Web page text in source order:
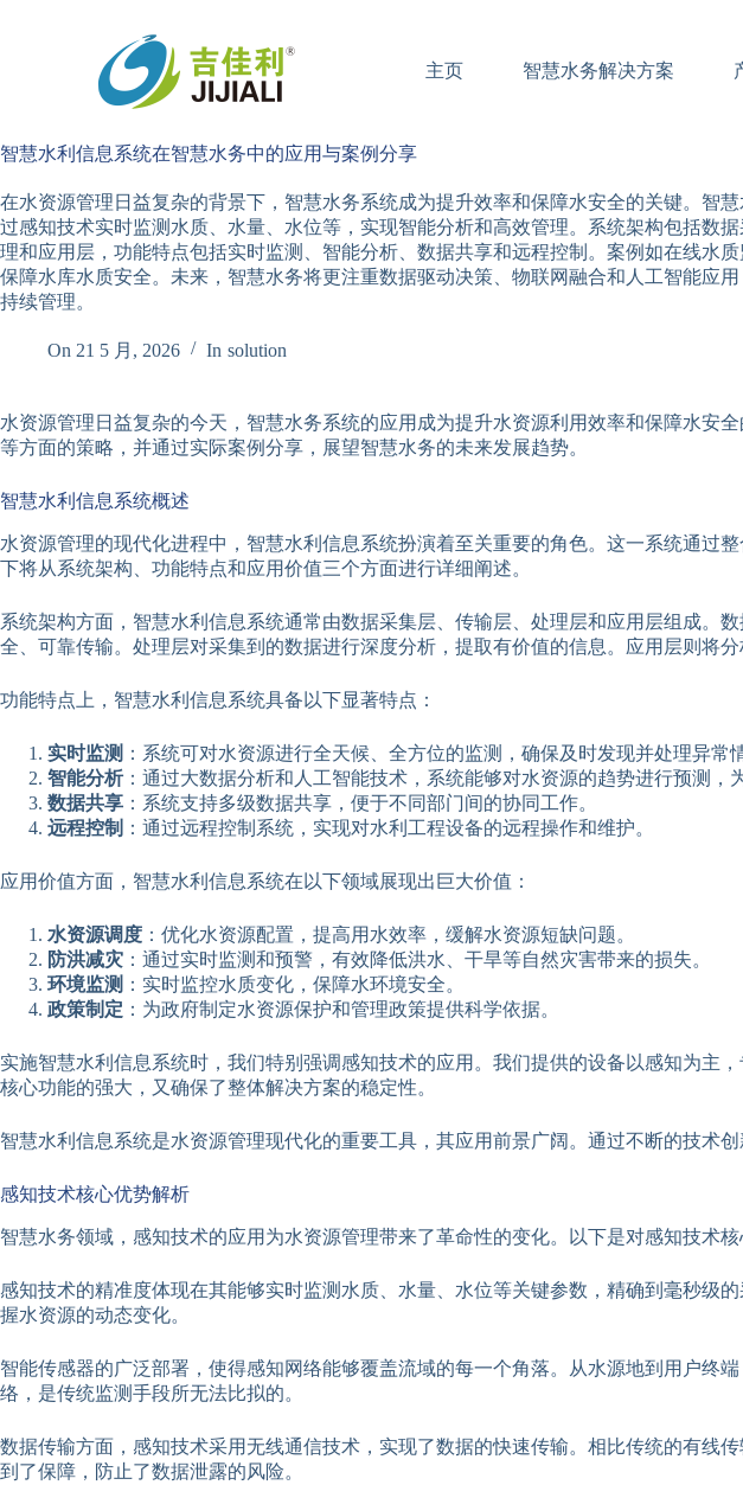
主页 智慧水务解决方案
智慧水利信息系统在智慧水务中的应用与案例分享
在水资源管理日益复杂的背景下，智慧水务系统成为提升效率和保障水安全的关键。智
过感知技术实时监测水质、水量、水位等，实现智能分析和高效管理。系统架构包括数
理和应用层，功能特点包括实时监测、智能分析、数据共享和远程控制。案例如在线水
保障水库水质安全。未来，智慧水务将更注重数据驱动决策、物联网融合和人工智能应
持续管理。
On 21 5 月, 2026 In solution
水资源管理日益复杂的今天，智慧水务系统的应用成为提升水资源利用效率和保障水安
等方面的策略，并通过实际案例分享，展望智慧水务的未来发展趋势。
智慧水利信息系统概述
水资源管理的现代化进程中，智慧水利信息系统扮演着至关重要的角色。这一系统通过
下将从系统架构、功能特点和应用价值三个方面进行详细阐述。
系统架构方面，智慧水利信息系统通常由数据采集层、传输层、处理层和应用层组成。
全、可靠传输。处理层对采集到的数据进行深度分析，提取有价值的信息。应用层则将
功能特点上，智慧水利信息系统具备以下显著特点：
实时监测 ：系统可对水资源进行全天候、全方位的监测，确保及时发现并处理异常
智能分析：通过大数据分析和人工智能技术，系统能够对水资源的趋势进行预测，
数据共享 ：系统支持多级数据共享，便于不同部门间的协同工作。
远程控制 ：通过远程控制系统，实现对水利工程设备的远程操作和维护。
应用价值方面，智慧水利信息系统在以下领域展现出巨大价值：
水资源调度 ：优化水资源配置，提高用水效率，缓解水资源短缺问题。
防洪减灾 ：通过实时监测和预警，有效降低洪水、干旱等自然灾害带来的损失。
环境监测 ：实时监控水质变化，保障水环境安全。
政策制定 ：为政府制定水资源保护和管理政策提供科学依据。
实施智慧水利信息系统时，我们特别强调感知技术的应用。我们提供的设备以感知为主
核心功能的强大，又确保了整体解决方案的稳定性。
智慧水利信息系统是水资源管理现代化的重要工具，其应用前景广阔。通过不断的技术
感知技术核心优势解析
智慧水务领域，感知技术的应用为水资源管理带来了革命性的变化。以下是对感知技术核
感知技术的精准度体现在其能够实时监测水质、水量、水位等关键参数，精确到毫秒级
握水资源的动态变化。
智能传感器的广泛部署，使得感知网络能够覆盖流域的每一个角落。从水源地到用户终
络，是传统监测手段所无法比拟的。
数据传输方面，感知技术采用无线通信技术，实现了数据的快速传输。相比传统的有线
到了保障，防止了数据泄露的风险。